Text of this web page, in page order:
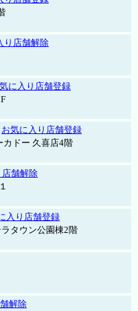
り店舗解除
に入り店舗登録
お気に入り店舗登録
カドー 久喜店4階
店舗解除
入り店舗登録
タウン公園棟2階
解除